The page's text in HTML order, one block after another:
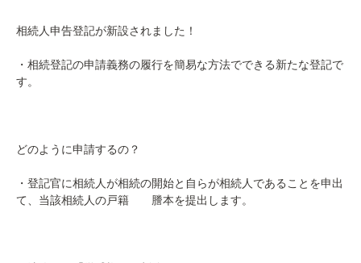
相続人申告登記が新設されました！
・ 相続登記の申請義務の履行を簡易な方法でできる新たな登記で
す。
どのように申請するの？
・登記官に相続人が相続の開始と自らが相続人であることを申出
て、当該相続人の戸籍 謄本を提出します。